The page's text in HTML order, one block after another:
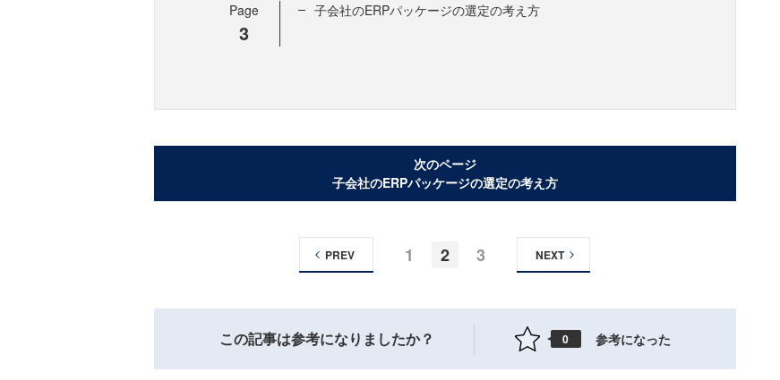
Page
3
子会社のERPパッケージの選定の考え方
次のページ
子会社のERPパッケージの選定の考え方
1 2 3
PREV NEXT
この記事は参考になりましたか？ 0 参考になった